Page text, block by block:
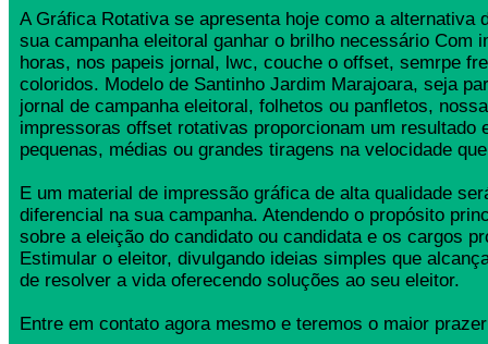
A Gráfica Rotativa se apresenta hoje como a alternativa
sua campanha eleitoral ganhar o brilho necessário Com
horas, nos papeis jornal, lwc, couche o offset, semrpe
coloridos. Modelo de Santinho Jardim Marajoara, seja
jornal de campanha eleitoral, folhetos ou panfletos,
impressoras offset rotativas proporcionam um resultado
pequenas, médias ou grandes tiragens na velocidade
E um material de impressão gráfica de alta qualidade
diferencial na sua campanha. Atendendo o propósito
sobre a eleição do candidato ou candidata e os cargos
Estimular o eleitor, divulgando ideias simples que
de resolver a vida oferecendo soluções ao seu eleitor.
Entre em contato agora mesmo e teremos o maior